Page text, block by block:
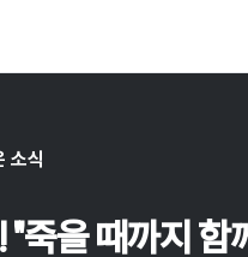
소식
"죽을 때까지